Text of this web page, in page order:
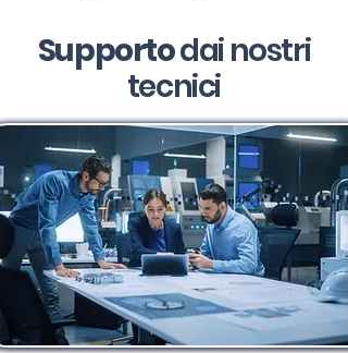
Supportodai nostri
tecnici